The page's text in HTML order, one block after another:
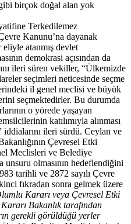
birçok doğal alan yok
Terkedilemez
Kanunu’na dayanak
atanmış devlet
demokrasi açısından da
ileri süren vekiller, “Ülkemizde
seçimleri neticesinde seçme
il genel meclisi ve büyük
seçmektedirler. Bu durumda
o yörede yaşayan
katılımıyla alınması
iddialarını ileri sürdü. Ceylan ve
Çevresel Etki
Meclisleri ve Belediye
olmasının hedeflendiğini
tarihli ve 2872 sayılı Çevre
fıkradan sonra gelmek üzere
Kararı veya Çevresel Etki
Bakanlık tarafından
gerekli görüldüğü yerler